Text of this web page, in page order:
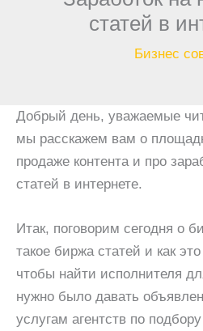
статей в
Бизнес
Добрый день, уважаемые
мы расскажем вам о
продаже контента и про
статей в интернете.
Итак, поговорим сегодня о
такое биржа статей и как
чтобы найти исполнителя
нужно было давать
услугам агентств по